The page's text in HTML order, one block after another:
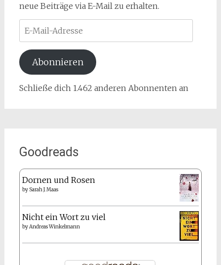
neue Beiträge via E-Mail zu erhalten.
Mail-
Adresse
Abonnieren
Schließe dich 1.462 anderen Abonnenten an
Goodreads
Dornen und Rosen
by Sarah J. Maas
Nicht ein Wort zu viel
byAndreas Winkelmann